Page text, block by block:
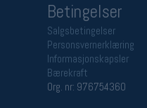
Betingelser
Salgsbetingelser
Personsvernerklæring
Informasjonskapsler
Bærekraft
Org. nr: 976754360